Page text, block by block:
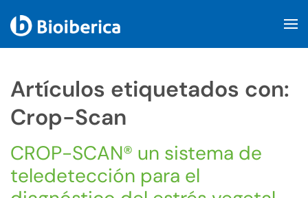
Artículos etiquetados con:
Crop-Scan
CROP-SCAN® un sistema de
teledetección para el